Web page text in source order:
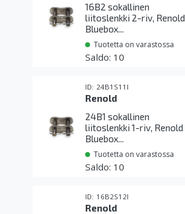
16B2 sokallinen
liitoslenkki 2-riv, Renold
Bluebox...
Tuotetta on varastossa
10
24B1S11I
Renold
24B1 sokallinen
liitoslenkki 1-riv, Renold
Bluebox...
Tuotetta on varastossa
10
16B2S12I
Renold